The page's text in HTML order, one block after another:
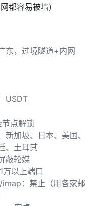
都容易被墙)
东，过境隧道+内网
USDT
点解锁
加坡、日本、美国、
、土耳其
蔽轮媒
万以上端口
：禁止（用各家邮